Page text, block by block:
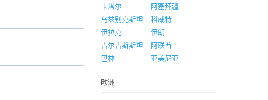
卡塔尔
阿塞拜疆
乌兹别克斯坦
科威特
伊拉克
伊朗
吉尔吉斯斯坦
阿联酋
巴林
亚美尼亚
欧洲